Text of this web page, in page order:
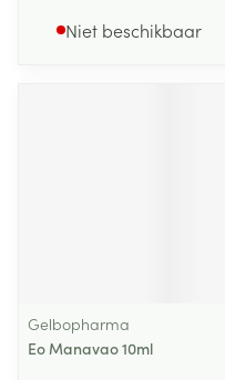
Niet beschikbaar
Gelbopharma
Eo Manavao 10ml